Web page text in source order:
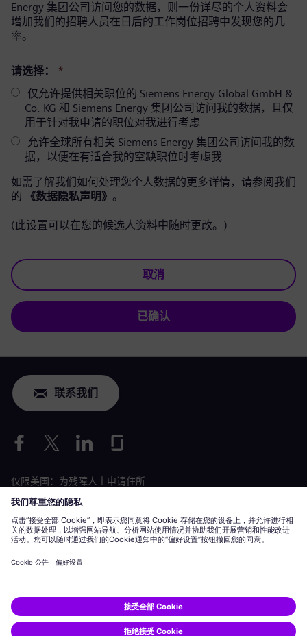
Energy 集团公司访问您的数据，则一份详尽的个人资料会
增加我们的招聘人员在日后的工作岗位招聘中发现您的几
率。
请选择：
*
仅允许提供相关职位的 Siemens Energy Global GmbH &
Co. KG 和 Siemens Energy 集团公司访问我的数据，且仅
用于针对我申请的职位对我进行考虑
允许全球所有相关 Siemens Energy 集团公司访问我的数
据，以便在有适合我的空缺职位时考虑我
如需了解我们如何处理您个人数据的更多详情，请参阅我们
的
《数据隐私声明》 。
(此设置可以在您的候选人资料中随时更改。)
取消
已确认
联系我们
仅限美国：为残障人士申请住所
劳工情况申请
Siemens Energy 是由 Siemens AG 授权的商标。